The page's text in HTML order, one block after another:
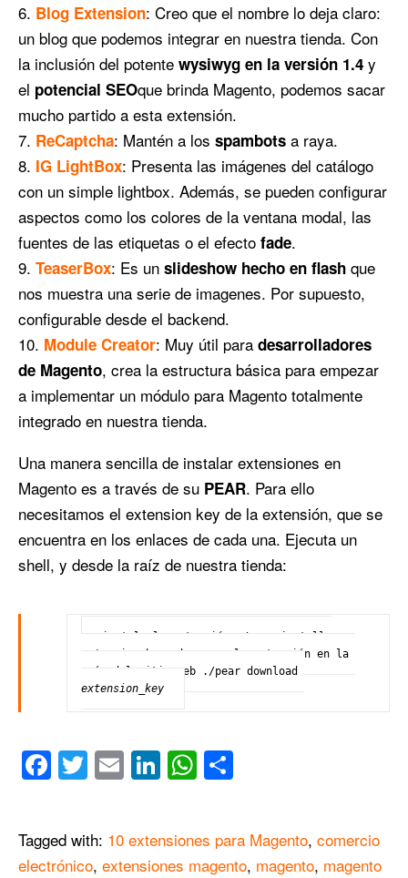
Blog Extension: Creo que el nombre lo deja claro:
un blog que podemos integrar en nuestra tienda. Con
la inclusión del potente wysiwyg en la versión 1.4 y
el potencial SEOque brinda Magento, podemos sacar
mucho partido a esta extensión.
ReCaptcha: Mantén a los spambots a raya.
IG LightBox: Presenta las imágenes del catálogo
con un simple lightbox. Además, se pueden configurar
aspectos como los colores de la ventana modal, las
fuentes de las etiquetas o el efecto fade.
TeaserBox: Es un slideshow hecho en flash que
nos muestra una serie de imagenes. Por supuesto,
configurable desde el backend.
Module Creator: Muy útil para desarrolladores
de Magento, crea la estructura básica para empezar
a implementar un módulo para Magento totalmente
integrado en nuestra tienda.
Una manera sencilla de instalar extensiones en
Magento es a través de su PEAR. Para ello
necesitamos el extension key de la extensión, que se
encuentra en los enlaces de cada una. Ejecuta un
shell, y desde la raíz de nuestra tienda:
extension_key
#descarga la extensión en la
extension_key
Facebook
Twitter
EmailLinkedIn
WhatsApp
Tagged with: 10 extensiones para Magento, comercio
electrónico, extensiones magento, magento, magento